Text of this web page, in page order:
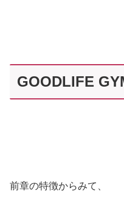
GOODLIFE
前章の特徴からみて、